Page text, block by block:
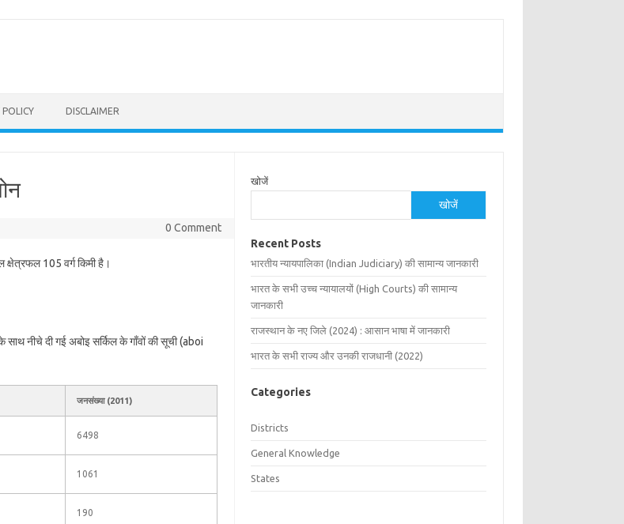
POLICY DISCLAIMER
0 Comment
105 वर्ग किमी है।
नीचे दी गई अबोइ सर्किल के गाँवों की सूची (aboi
जनसंख्या (2011)
6498
1061
190
खोजें
खोजें
Recent Posts
भारतीय न्यायपालिका (Indian Judiciary) की सामान्य जानकारी
भारत के सभी उच्च न्यायालयों (High Courts) की सामान्य
जानकारी
राजस्थान के नए जिले (2024) : आसान भाषा में जानकारी
भारत के सभी राज्य और उनकी राजधानी (2022)
Categories
Districts
General Knowledge
States